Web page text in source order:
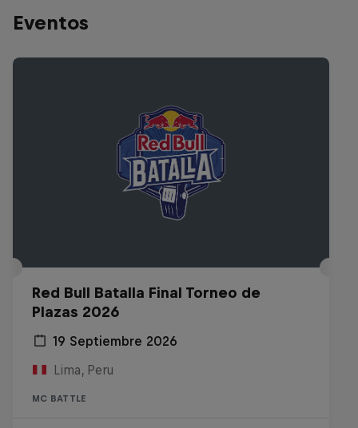
Eventos
Red Bull Batalla Final Torneo de
Plazas 2026
19 Septiembre 2026
Lima, Peru
MC BATTLE